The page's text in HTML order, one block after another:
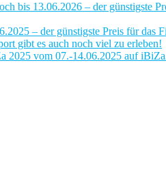
bis 13.06.2026 – der günstigste
– der günstigste Preis für das
gibt es auch noch viel zu erleben!
2025 vom 07.-14.06.2025 auf